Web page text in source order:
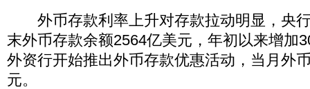
外币存款利率上升对存款拉动明显，央
末外币存款余额2564亿美元，年初以来增加
外资行开始推出外币存款优惠活动，当月外
元。